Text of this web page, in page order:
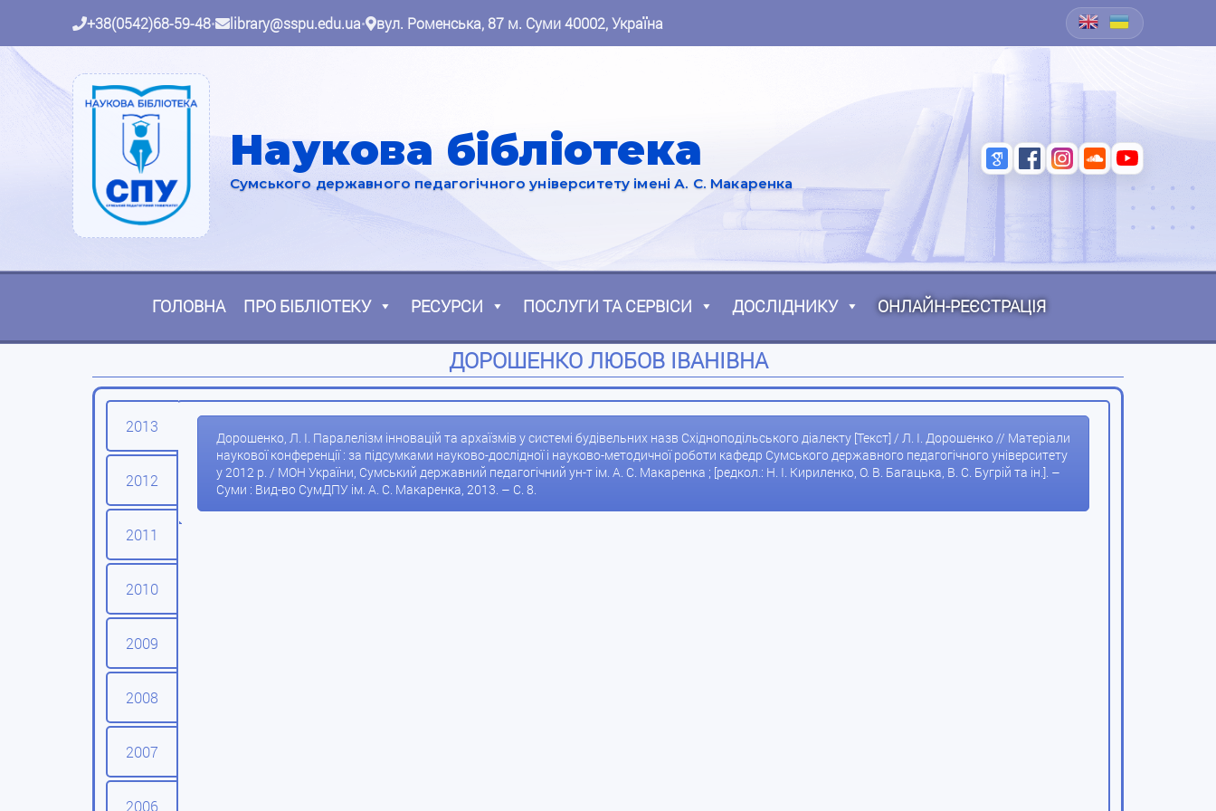
+38(0542)68-59-48• library@sspu.edu.ua• вул. Роменська, 87 м. Суми 40002, Україна
Наукова бібліотека
Сумського державного педагогічного університету імені А. С. Макаренка
ГОЛОВНА ПРО БІБЛІОТЕКУ РЕСУРСИ ПОСЛУГИ ТА СЕРВІСИ ДОСЛІДНИКУ ОНЛАЙН-РЕЄСТРАЦІЯ
ДОРОШЕНКО ЛЮБОВ ІВАНІВНА
2013
2012
2011
2010
2009
2008
2007
2006
Дорошенко, Л. І. Паралелізм інновацій та архаїзмів у системі будівельних назв Східноподільського діалекту [Текст] / Л. І. Дорошенко // Матеріали
наукової конференції : за підсумками науково-дослідної і науково-методичної роботи кафедр Сумського державного педагогічного університету
у 2012 р. / МОН України, Сумський державний педагогічний ун-т ім. А. С. Макаренка ; [редкол.: Н. І. Кириленко, О. В. Багацька, В. С. Бугрій та ін.]. –
Суми : Вид-во СумДПУ ім. А. С. Макаренка, 2013. – С. 8.